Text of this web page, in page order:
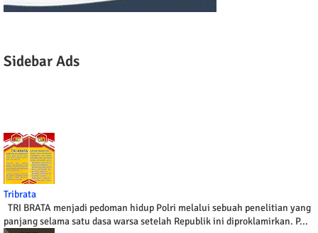
Sidebar Ads
Tribrata
TRI BRATA menjadi pedoman hidup Polri melalui sebuah penelitian yang
panjang selama satu dasa warsa setelah Republik ini diproklamirkan. P...